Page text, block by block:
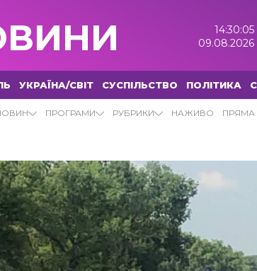
14:30:06
09.08.2026
УКРАЇНА/СВІТ СУСПІЛЬСТВО ПОЛІТИКА
ПРОГРАМИ РУБРИКИ НАЖИВО